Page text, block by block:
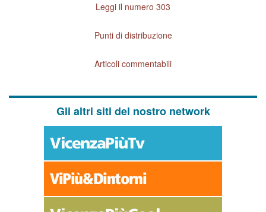
Leggi il numero 303
Punti di distribuzione
Articoli commentabili
Gli altri siti del nostro network